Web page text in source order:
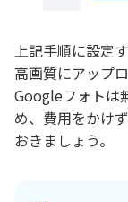
上記手順に設定
高画質にアップ
Googleフォトは
め、費用をかけ
おきましょう。